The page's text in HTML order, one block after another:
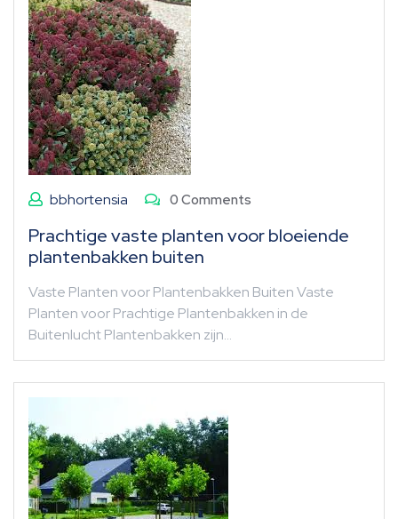
bbhortensia 0 Comments
Prachtige vaste planten voor bloeiende
plantenbakken buiten
Vaste Planten voor Plantenbakken Buiten Vaste
Planten voor Prachtige Plantenbakken in de
Buitenlucht Plantenbakken zijn…